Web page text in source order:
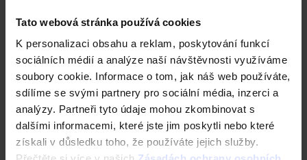
Tato webová stránka používá cookies
K personalizaci obsahu a reklam, poskytování funkcí
sociálních médií a analýze naší návštěvnosti využíváme
soubory cookie. Informace o tom, jak náš web používáte,
sdílíme se svými partnery pro sociální média, inzerci a
analýzy. Partneři tyto údaje mohou zkombinovat s
dalšími informacemi, které jste jim poskytli nebo které
získali v důsledku toho, že používáte jejich služby.
Vizualizace střechy
Registrace záruky All Inclusive
CAD Detaily střecha